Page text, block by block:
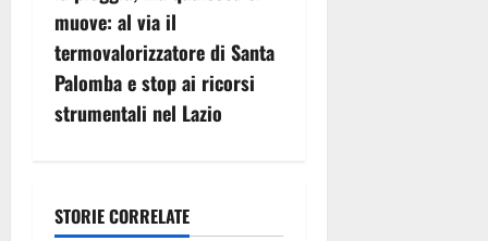
a
z
i
n
muove: al via il
termovalorizzatore di Santa
Palomba e stop ai ricorsi
strumentali nel Lazio
STORIE CORRELATE